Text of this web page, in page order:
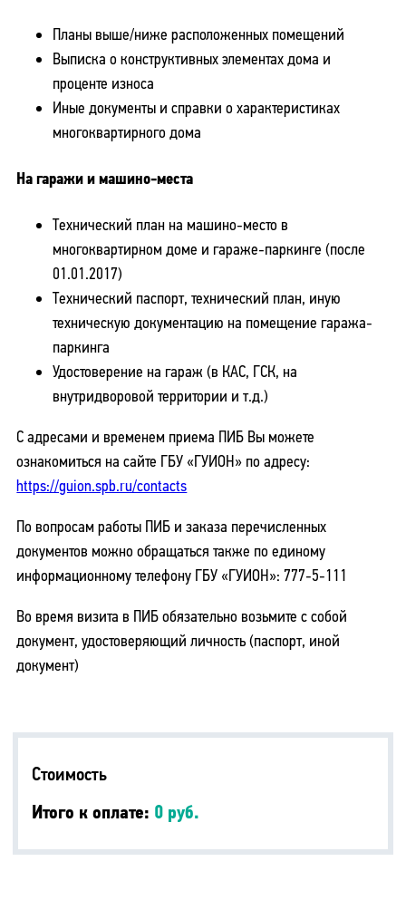
Планы выше/ниже расположенных помещений
Выписка о конструктивных элементах дома и
проценте износа
Иные документы и справки о характеристиках
многоквартирного дома
На гаражи и машино-места
Технический план на машино-место в
многоквартирном доме и гараже-паркинге (после
01.01.2017)
Технический паспорт, технический план, иную
техническую документацию на помещение гаража-
паркинга
Удостоверение на гараж (в КАС, ГСК, на
внутридворовой территории и т.д.)
С адресами и временем приема ПИБ Вы можете
ознакомиться на сайте ГБУ «ГУИОН» по адресу:
https://guion.spb.ru/contacts
По вопросам работы ПИБ и заказа перечисленных
документов можно обращаться также по единому
информационному телефону ГБУ «ГУИОН»: 777-5-111
Во время визита в ПИБ обязательно возьмите с собой
документ, удостоверяющий личность (паспорт, иной
документ)
Стоимость
Итого к оплате: 0 руб.